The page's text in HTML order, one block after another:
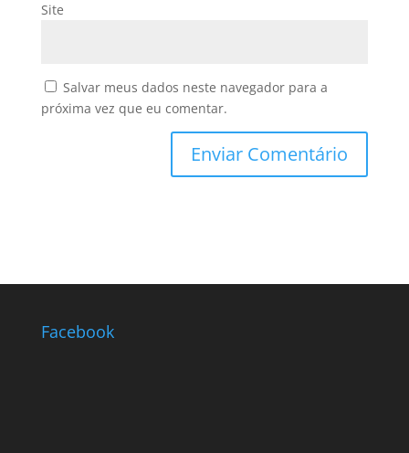
Site
Salvar meus dados neste navegador para a
próxima vez que eu comentar.
Facebook